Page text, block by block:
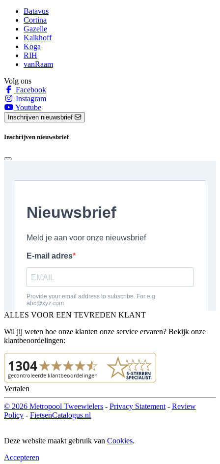
Batavus
Cortina
Gazelle
Kalkhoff
Koga
RIH
vanRaam
Volg ons
Facebook
Instagram
Youtube
Inschrijven nieuwsbrief
Inschrijven nieuwsbrief
ALLES VOOR EEN TEVREDEN KLANT
Wil jij weten hoe onze klanten onze service ervaren? Bekijk onze
klantbeoordelingen:
Vertalen
© 2026 Metropool Tweewielers - Privacy Statement - Review
Policy - FietsenCatalogus.nl
Deze website maakt gebruik van Cookies.
Accepteren